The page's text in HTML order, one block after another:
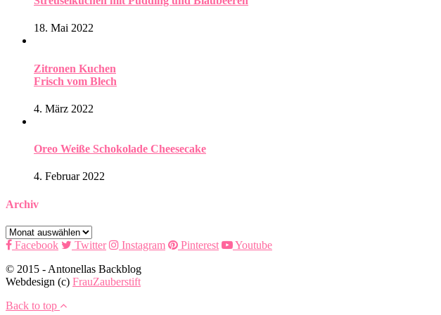
18. Mai 2022
Zitronen Kuchen
Frisch vom Blech
4. März 2022
Oreo Weiße Schokolade Cheesecake
4. Februar 2022
Archiv
Archiv
Facebook
Twitter Instagram Pinterest
Youtube
© 2015 - Antonellas Backblog
Webdesign (c) FrauZauberstift
Back to top